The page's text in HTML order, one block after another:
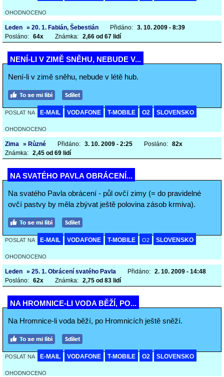
OHODNOCENO
Leden » 20. 1. Fabián, Šebestián Přidáno: 3. 10. 2009 - 8:39
Posláno: 64x Známka: 2,66 od 67 lidí
NENÍ-LI V ZIMĚ SNĚHU, NEBUDE V...
Není-li v zimě sněhu, nebude v létě hub.
POSLAT NA E-MAIL VODAFONE T-MOBILE O2 SLOVENSKO
OHODNOCENO
Zima » Různé Přidáno: 3. 10. 2009 - 2:25 Posláno: 82x
Známka: 2,45 od 69 lidí
NA SVATÉHO PAVLA OBRÁCENÍ...
Na svatého Pavla obrácení - půl ovčí zimy (= do pravidelné
ovčí pastvy by měla zbývat ještě polovina zásob krmiva).
POSLAT NA E-MAIL VODAFONE T-MOBILE O2 SLOVENSKO
OHODNOCENO
Leden » 25. 1. Obrácení svatého Pavla Přidáno: 2. 10. 2009 - 14:48
Posláno: 62x Známka: 2,75 od 83 lidí
NA HROMNICE-LI VODA BĚŽÍ, PO...
Na Hromnice-li voda běží, po Hromnicích ještě sněží.
POSLAT NA E-MAIL VODAFONE T-MOBILE O2 SLOVENSKO
OHODNOCENO